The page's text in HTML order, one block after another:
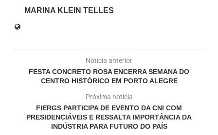
MARINA KLEIN TELLES
Notícia anterior
FESTA CONCRETO ROSA ENCERRA SEMANA DO
CENTRO HISTÓRICO EM PORTO ALEGRE
Próxima notícia
FIERGS PARTICIPA DE EVENTO DA CNI COM
PRESIDENCIÁVEIS E RESSALTA IMPORTÂNCIA DA
INDÚSTRIA PARA FUTURO DO PAÍS